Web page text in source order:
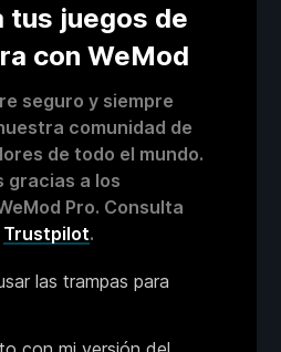
tus juegos de
con WeMod
seguro y siempre
comunidad de
de todo el mundo.
gracias a los
Pro. Consulta
Trustpilot.
las trampas para